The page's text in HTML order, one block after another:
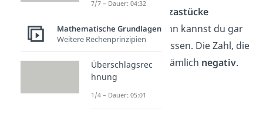
4 Pizzastücke
insgesamt hast, dann kannst du gar
nicht sechs davon essen. Die Zahl, die
herauskommt, ist nämlich negativ.
7/7 – Dauer: 04:32
Mathematische Grundlagen
Weitere Rechenprinzipien
Überschlagsrec
hnung
1/4 – Dauer: 05:01